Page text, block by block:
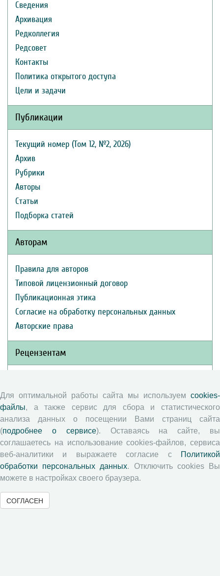
Сведения
Архивация
Редколлегия
Редсовет
Контакты
Политика открытого доступа
Цели и задачи
Публикации
Текущий номер (Том 12, №2, 2026)
Архив
Рубрики
Авторы
Статьи
Подборка статей
Авторам
Правила для авторов
Типовой лицензионный договор
Публикационная этика
Согласие на обработку персональных данных
Авторские права
Рецензентам
Положение о рецензировании
Форма рецензии
Журналы ВолНЦ РАН
Экономические и социальные перемены
Проблемы развития территории
Вопросы территориального развития
Для оптимальной работы сайта мы используем cookies-
файлы, а также сервис для сбора и статистического
анализа данных о посещении Вами страниц сайта
(подробнее о сервисе). Оставаясь на сайте, вы
соглашаетесь на использование cookies-файлов, сервиса
веб-аналитики и выражаете согласие с
Политикой
обработки персональных данных. Отключить cookies Вы
можете в настройках своего браузера.
СОГЛАСЕН